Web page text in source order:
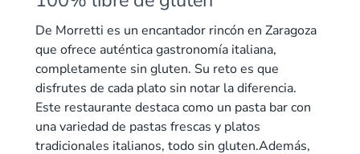
De Morretti es un encantador rincón en Zaragoza
que ofrece auténtica gastronomía italiana,
completamente sin gluten. Su reto es que
disfrutes de cada plato sin notar la diferencia.
Este restaurante destaca como un pasta bar con
una variedad de pastas frescas y platos
tradicionales italianos, todo sin gluten.Además,